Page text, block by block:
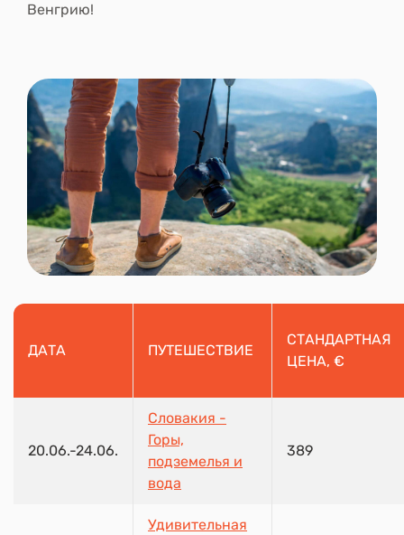
Венгрию!
ДАТА ПУТЕШЕСТВИЕ
СТАНДАРТНАЯ
ЦЕНА, €
20.06.-24.06.
Словакия -
Горы,
подземелья и
вода
389
Удивительная